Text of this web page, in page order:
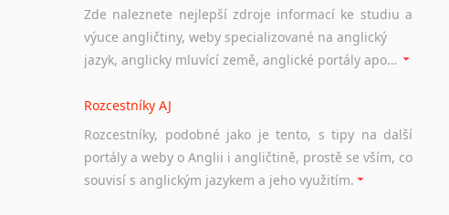
Zde naleznete nejlepší zdroje informací ke studiu a
výuce angličtiny, weby specializované na anglický
jazyk, anglicky mluvící země, anglické portály apod. Rubrika obsahuje zejména komplexní a maximálně kvalitní stránky využitelné ke studiu angličtiny.
Rozcestníky AJ
Rozcestníky, podobné jako je tento, s tipy na další
portály a weby o Anglii i angličtině, prostě se vším, co
souvisí s anglickým jazykem a jeho využitím.